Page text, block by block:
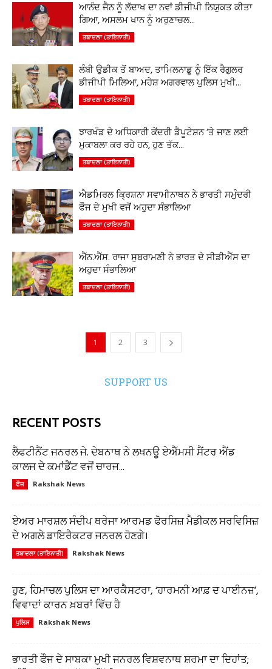
ਆਨੰਦ ਜੈਨ ਨੂੰ ਲੱਦਾਖ ਦਾ ਨਵਾਂ ਡੀਜੀਪੀ ਨਿਯੁਕਤ ਕੀਤਾ
ਗਿਆ, ਅਸਲਮ ਖਾਨ ਨੂੰ ਅਰੁਣਾਚਲ...
ਤਬਾਦਲਾ (ਤਾਇਨਾਤੀ)
ਲੰਬੀ ਉਡੀਕ ਤੋਂ ਬਾਅਦ, ਤਾਮਿਲਨਾਡੂ ਨੂੰ ਇੱਕ ਰੈਗੁਲਰ
ਡੀਜੀਪੀ ਮਿਲਿਆ, ਮਹੇਸ਼ ਅਗਰਵਾਲ ਪੁਲਿਸ ਮੁਖੀ...
ਤਬਾਦਲਾ (ਤਾਇਨਾਤੀ)
ਝਾਰਖੰਡ ਦੇ ਅਧਿਕਾਰੀ ਕੇਂਦਰੀ ਡੈਪੂਟੇਸ਼ਨ ‘ਤੇ ਜਾਣ ਲਈ
ਮੁਕਾਬਲਾ ਕਰ ਰਹੇ ਹਨ, ਹੁਣ ਤੱਕ...
ਤਬਾਦਲਾ (ਤਾਇਨਾਤੀ)
ਐਡਮਿਰਲ ਕ੍ਰਿਸ਼ਨਾ ਸਵਾਮੀਨਾਥਨ ਨੇ ਭਾਰਤੀ ਸਮੁੰਦਰੀ
ਫੌਜ ਦੇ ਮੁਖੀ ਵਜੋਂ ਅਹੁਦਾ ਸੰਭਾਲਿਆ
ਤਬਾਦਲਾ (ਤਾਇਨਾਤੀ)
ਐੱਨ.ਐੱਸ. ਰਾਜਾ ਸੁਬਰਾਮਣੀ ਨੇ ਭਾਰਤ ਦੇ ਸੀਡੀਐੱਸ ਦਾ
ਅਹੁਦਾ ਸੰਭਾਲਿਆ
ਤਬਾਦਲਾ (ਤਾਇਨਾਤੀ)
1 2 3
SUPPORT US
RECENT POSTS
ਲੈਫਟੀਨੈਂਟ ਜਨਰਲ ਜੇ. ਦੇਬਨਾਥ ਨੇ ਲਖਨਊ ਏਐੱਮਸੀ ਸੈਂਟਰ ਐਂਡ
ਕਾਲਜ ਦੇ ਕਮਾਂਡੈਂਟ ਵਜੋਂ ਚਾਰਜ...
ਫੌਜ Rakshak News
ਏਅਰ ਮਾਰਸ਼ਲ ਸੰਦੀਪ ਥਰੇਜਾ ਆਰਮਡ ਫੋਰਸਿਜ਼ ਮੈਡੀਕਲ ਸਰਵਿਸਿਜ਼
ਦੇ ਅਗਲੇ ਡਾਇਰੈਕਟਰ ਜਨਰਲ ਹੋਣਗੇ।
ਤਬਾਦਲਾ (ਤਾਇਨਾਤੀ) Rakshak News
ਹੁਣ, ਹਿਮਾਚਲ ਪੁਲਿਸ ਦਾ ਆਰਕੈਸਟਰਾ, ‘ਹਾਰਮਨੀ ਆਫ਼ ਦ ਪਾਈਨਜ਼’,
ਵਿਵਾਦਾਂ ਕਾਰਨ ਖ਼ਬਰਾਂ ਵਿੱਚ ਹੈ
ਪੁਲਿਸ Rakshak News
ਭਾਰਤੀ ਫੌਜ ਦੇ ਸਾਬਕਾ ਮੁਖੀ ਜਨਰਲ ਵਿਸ਼ਵਨਾਥ ਸ਼ਰਮਾ ਦਾ ਦਿਹਾਂਤ;